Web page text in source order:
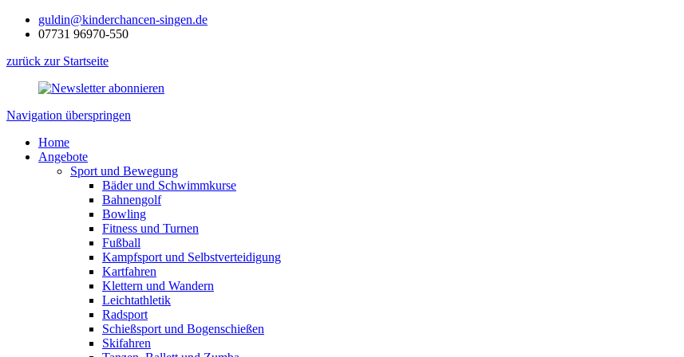
guldin@kinderchancen-singen.de
07731 96970-550
zurück zur Startseite
Navigation überspringen
Home
Angebote
Sport und Bewegung
Bäder und Schwimmkurse
Bahnengolf
Bowling
Fitness und Turnen
Fußball
Kampfsport und Selbstverteidigung
Kartfahren
Klettern und Wandern
Leichtathletik
Radsport
Schießsport und Bogenschießen
Skifahren